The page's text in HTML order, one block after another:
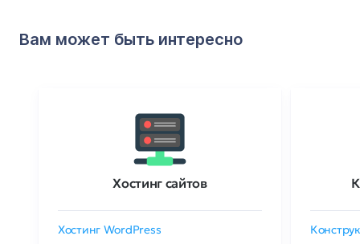
Вам может быть интересно
Хостинг сайтов
Хостинг WordPress